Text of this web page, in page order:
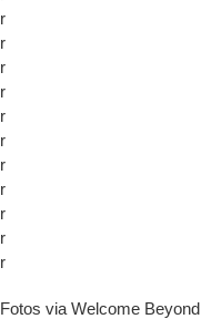
r
r
r
r
r
r
r
r
r
r
r
Fotos via Welcome Beyond